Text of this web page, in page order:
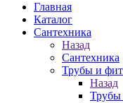
Главная
Каталог
Сантехника
Назад
Сантехника
Трубы и
Назад
Трубы